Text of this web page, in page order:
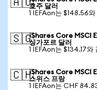
🇦🇺호주 달러
1 IEFAon는 $148.56와
🇸🇬iShares Core MSCI
싱가포르 달러
1 IEFAon는 $134.17와
🇨🇭iShares Core MSCI
스위스 프랑
1 IEFAon는 CHF